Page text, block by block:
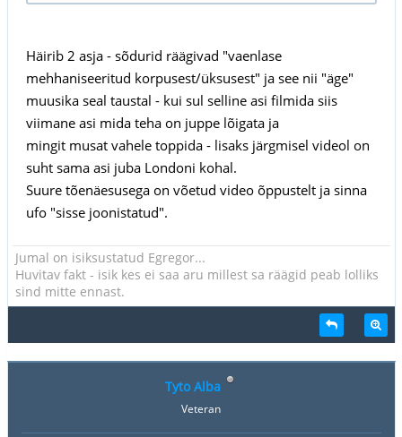
Häirib 2 asja - sõdurid räägivad "vaenlase
mehhaniseeritud korpusest/üksusest" ja see nii "äge"
muusika seal taustal - kui sul selline asi filmida siis
viimane asi mida teha on juppe lõigata ja
mingit musat vahele toppida - lisaks järgmisel videol on
suht sama asi juba Londoni kohal.
Suure tõenäesusega on võetud video õppustelt ja sinna
ufo "sisse joonistatud".
Jumal on isiksustatud Egregor...
Huvitav fakt - isik kes ei saa aru millest sa räägid peab lolliks
sind mitte ennast.
Tyto Alba
Veteran